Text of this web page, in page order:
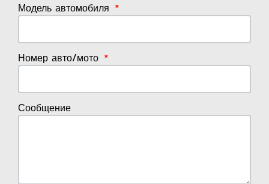
Модель автомобиля
Номер авто/мото
Сообщение